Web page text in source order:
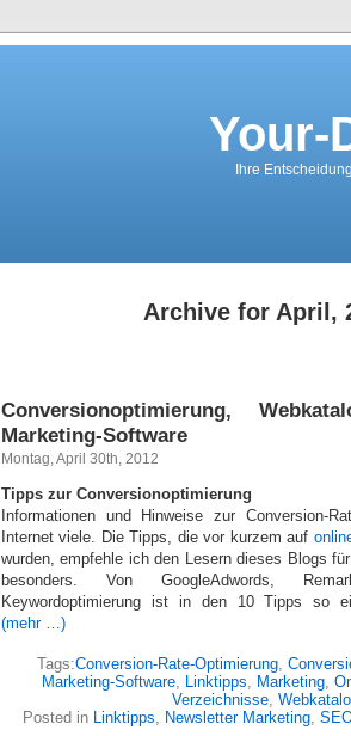
Your-
Ihre
Archive for April,
Conversionoptimierung,
Marketing-Software
Montag, April 30th, 2012
Tipps zur Conversionoptimierung
Informationen und Hinweise zur Conversion-
Internet viele. Die Tipps, die vor kurzem auf
wurden, empfehle ich den Lesern dieses Blogs
besonders. Von GoogleAdwords,
Keywordoptimierung ist in den 10 Tipps so
(mehr …)
Tags:Conversion-Rate-Optimierung,
Marketing-Software, Linktipps, Marketing,
Verzeichnisse,
Posted in Linktipps, Newsletter Marketing,